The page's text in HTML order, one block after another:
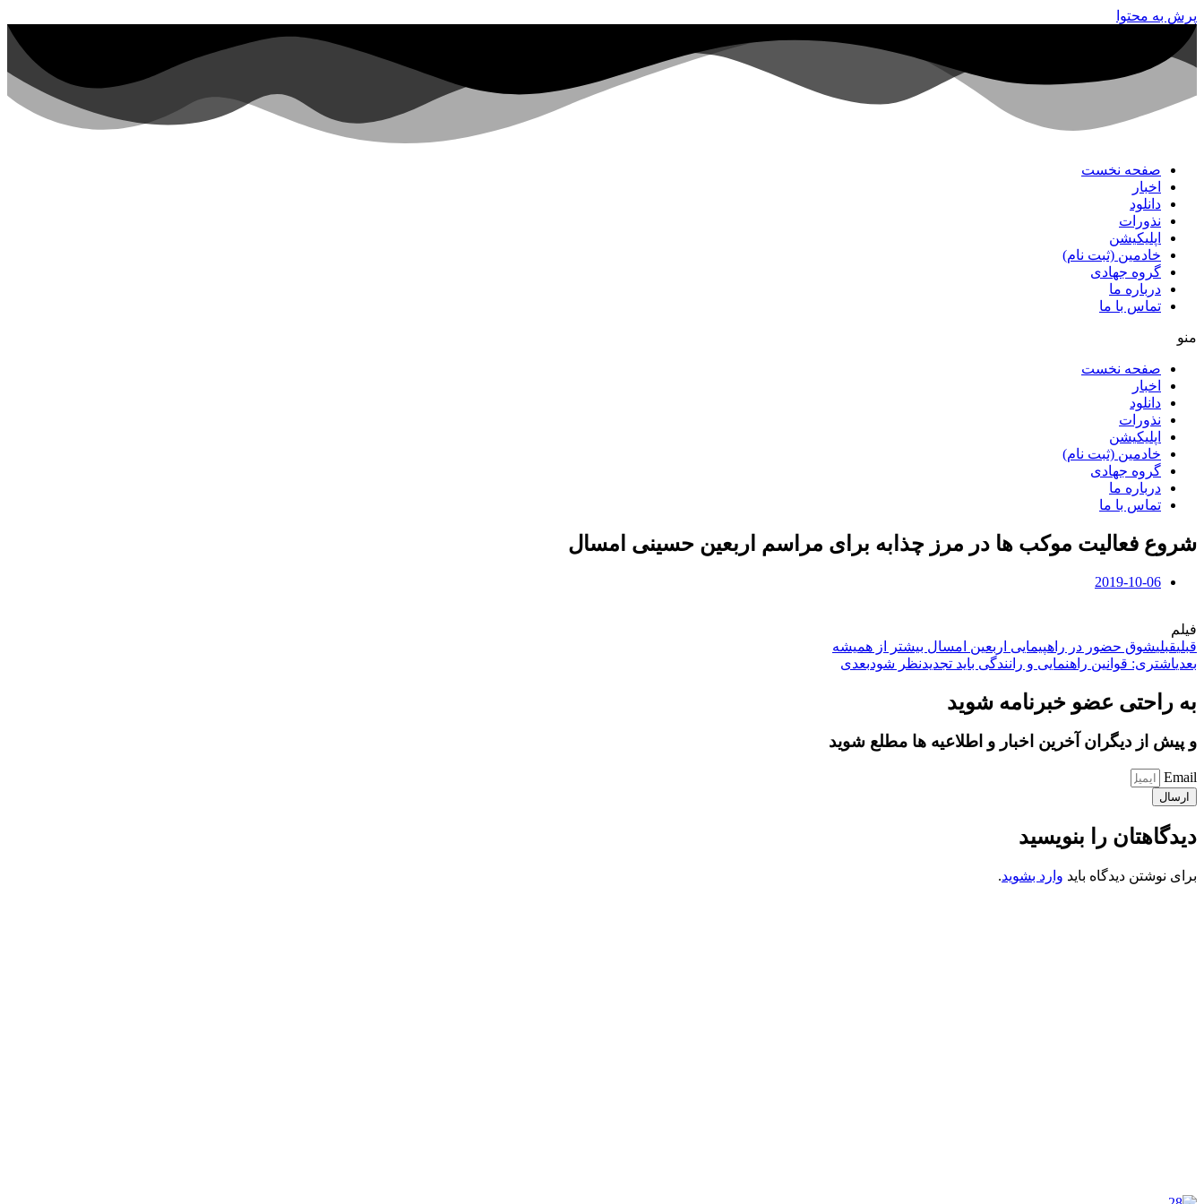
پرش به محتوا
صفحه نخست
اخبار
دانلود
نذورات
اپلیکیشن
خادمین (ثبت نام)
گروه جهادی
درباره ما
تماس با ما
منو
صفحه نخست
اخبار
دانلود
نذورات
اپلیکیشن
خادمین (ثبت نام)
گروه جهادی
درباره ما
تماس با ما
شروع فعالیت موکب ها در مرز چذابه برای مراسم اربعین حسینی امسال
2019-10-06
فیلم
قبلیقبلیشوق حضور در راهپیمایی اربعین امسال بیشتر از همیشه
بعدیاشتری: قوانین راهنمایی و رانندگی باید تجدیدنظر شودبعدی
به راحتی عضو خبرنامه شوید
و پیش از دیگران آخرین اخبار و اطلاعیه ها مطلع شوید
Email
ارسال
دیدگاهتان را بنویسید
برای نوشتن دیدگاه باید وارد بشوید.